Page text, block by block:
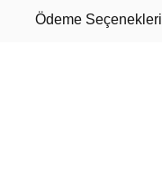
Ödeme Seçenekleri